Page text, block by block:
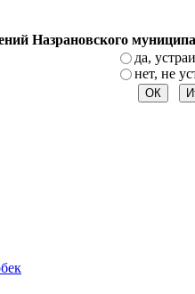
Назрановского
да,
нет, не